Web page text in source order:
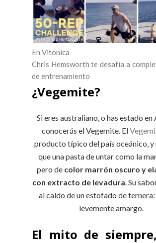
En Vitónica
Chris Hemsworth te desafía a
de entrenamiento
¿Vegemite?
Si eres australiano, o has estado en
conocerás el Vegemite. El
producto típico del país oceánico, y
que una pasta de untar como la
pero de color marrón oscuro y
con extracto de levadura . Su
al caldo de un estofado de
levemente amargo.
El mito de